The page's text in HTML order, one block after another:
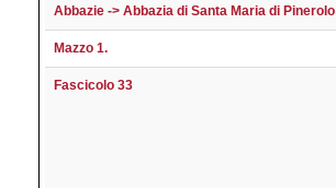
Abbazie -> Abbazia di Santa Maria di Pinerolo
Mazzo 1.
Fascicolo 33